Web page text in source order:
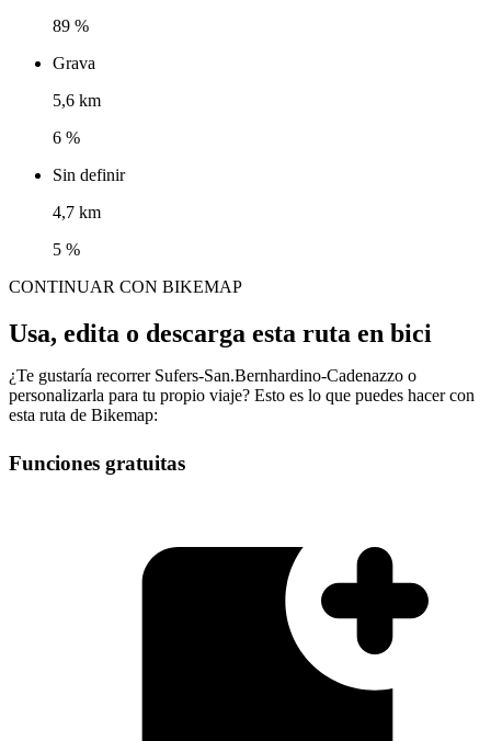
89 %
Grava
5,6 km
6 %
Sin definir
4,7 km
5 %
CONTINUAR CON BIKEMAP
Usa, edita o descarga esta ruta en bici
¿Te gustaría recorrer Sufers-San.Bernhardino-Cadenazzo o
personalizarla para tu propio viaje? Esto es lo que puedes hacer con
esta ruta de Bikemap:
Funciones gratuitas